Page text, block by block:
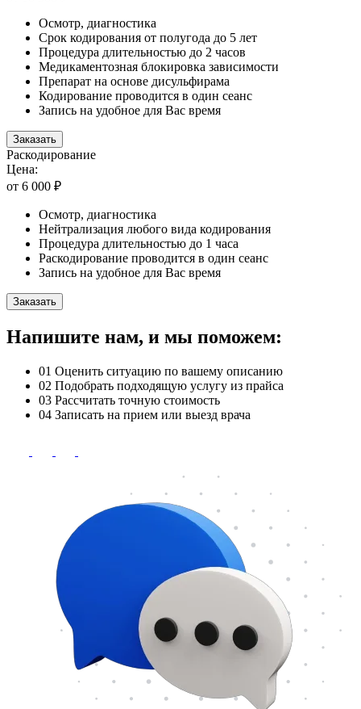
Осмотр, диагностика
Срок кодирования от полугода до 5 лет
Процедура длительностью до 2 часов
Медикаментозная блокировка зависимости
Препарат на основе дисульфирама
Кодирование проводится в один сеанс
Запись на удобное для Вас время
Заказать
Раскодирование
Цена:
от 6 000 ₽
Осмотр, диагностика
Нейтрализация любого вида кодирования
Процедура длительностью до 1 часа
Раскодирование проводится в один сеанс
Запись на удобное для Вас время
Заказать
Напишите нам, и мы поможем:
01 Оценить ситуацию по вашему описанию
02 Подобрать подходящую услугу из прайса
03 Рассчитать точную стоимость
04 Записать на прием или выезд врача